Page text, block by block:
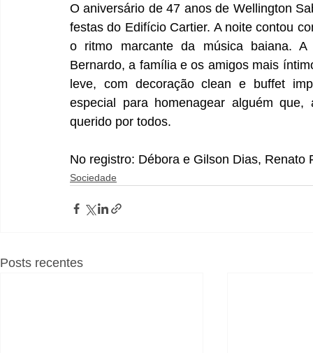
O aniversário de 47 anos de Wellington
festas do Edifício Cartier. A noite contou
o ritmo marcante da música baiana.
Bernardo, a família e os amigos mais
leve, com decoração clean e buffet
especial para homenagear alguém
querido por todos.
No registro: Débora e Gilson Dias,
Sociedade
Posts recentes